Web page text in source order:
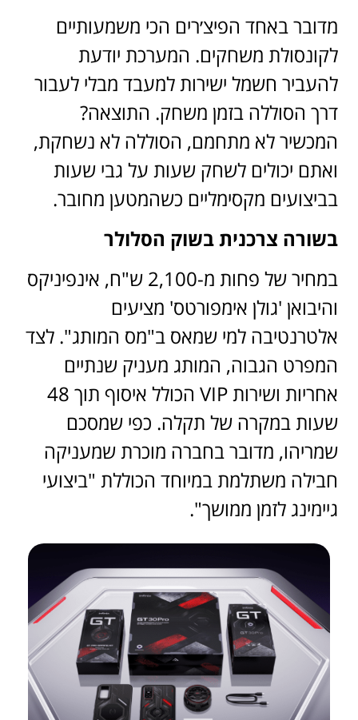
מדובר באחד הפיצ׳רים הכי משמעותיים
לקונסולת משחקים. המערכת יודעת
להעביר חשמל ישירות למעבד מבלי לעבור
דרך הסוללה בזמן משחק. התוצאה?
המכשיר לא מתחמם, הסוללה לא נשחקת,
ואתם יכולים לשחק שעות על גבי שעות
בביצועים מקסימליים כשהמטען מחובר.
בשורה צרכנית בשוק הסלולר
במחיר של פחות מ-2,100 ש"ח, אינפיניקס
והיבואן 'גולן אימפורטס' מציעים
אלטרנטיבה למי שמאס ב"מס המותג". לצד
המפרט הגבוה, המותג מעניק שנתיים
אחריות ושירות VIP הכולל איסוף תוך 48
שעות במקרה של תקלה. כפי שמסכם
שמריהו, מדובר בחברה מוכרת שמעניקה
חבילה משתלמת במיוחד הכוללת "ביצועי
גיימינג לזמן ממושך".